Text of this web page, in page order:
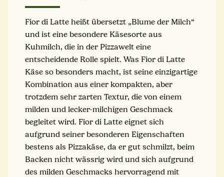
Fior di Latte heißt übersetzt „Blume der Milch“
und ist eine besondere Käsesorte aus
Kuhmilch, die in der Pizzawelt eine
entscheidende Rolle spielt. Was Fior di Latte
Käse so besonders macht, ist seine einzigartige
Kombination aus einer kompakten, aber
trotzdem sehr zarten Textur, die von einem
milden und lecker-milchigen Geschmack
begleitet wird. Fior di Latte eignet sich
aufgrund seiner besonderen Eigenschaften
bestens als Pizzakäse, da er gut schmilzt, beim
Backen nicht wässrig wird und sich aufgrund
des milden Geschmacks hervorragend mit